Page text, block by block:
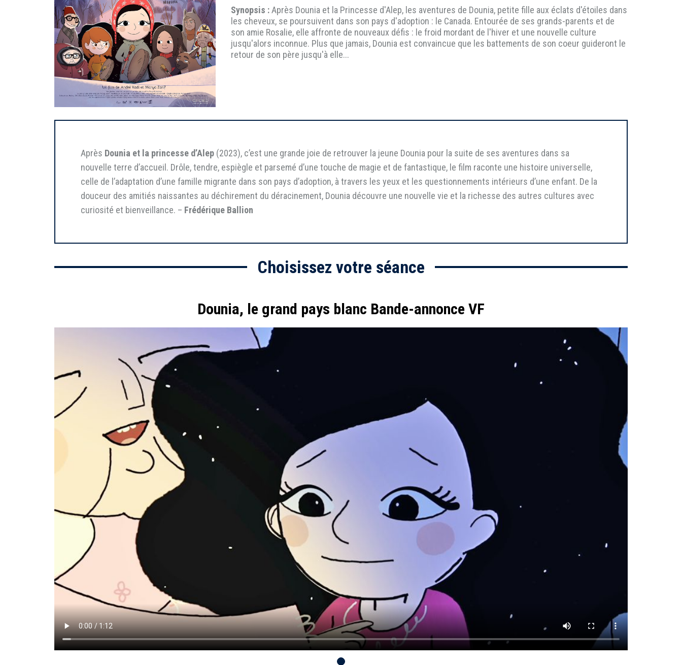
Synopsis :Après Dounia et la Princesse d'Alep, les aventures de Dounia, petite fille aux éclats d'étoiles dans
les cheveux, se poursuivent dans son pays d'adoption : le Canada. Entourée de ses grands-parents et de
son amie Rosalie, elle affronte de nouveaux défis : le froid mordant de l'hiver et une nouvelle culture
jusqu'alors inconnue. Plus que jamais, Dounia est convaincue que les battements de son coeur guideront le
retour de son père jusqu'à elle...
Après Dounia et la princesse d’Alep (2023), c’est une grande joie de retrouver la jeune Dounia pour la suite de ses aventures dans sa
nouvelle terre d’accueil. Drôle, tendre, espiègle et parsemé d’une touche de magie et de fantastique, le film raconte une histoire universelle,
celle de l’adaptation d’une famille migrante dans son pays d’adoption, à travers les yeux et les questionnements intérieurs d’une enfant. De la
douceur des amitiés naissantes au déchirement du déracinement, Dounia découvre une nouvelle vie et la richesse des autres cultures avec
curiosité et bienveillance. – Frédérique Ballion
Choisissez votre séance
Dounia, le grand pays blanc Bande-annonce VF